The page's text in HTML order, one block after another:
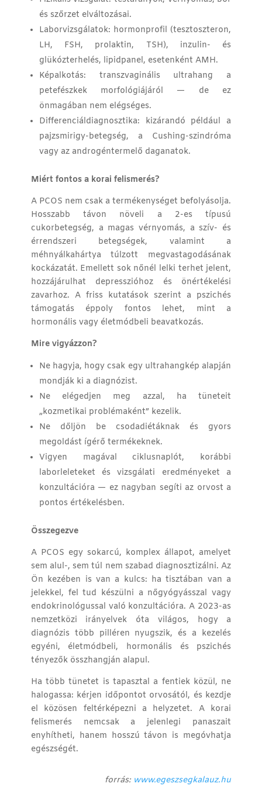
és szőrzet elváltozásai.
Laborvizsgálatok: hormonprofil (tesztoszteron,
LH, FSH, prolaktin, TSH), inzulin- és
glükózterhelés, lipidpanel, esetenként AMH.
Képalkotás: transzvaginális ultrahang a
petefészkek morfológiájáról — de ez
önmagában nem elégséges.
Differenciáldiagnosztika: kizárandó például a
pajzsmirigy-betegség, a Cushing-szindróma
vagy az androgéntermelő daganatok.
Miért fontos a korai felismerés?
A PCOS nem csak a termékenységet befolyásolja.
Hosszabb távon növeli a 2-es típusú
cukorbetegség, a magas vérnyomás, a szív- és
érrendszeri betegségek, valamint a
méhnyálkahártya túlzott megvastagodásának
kockázatát. Emellett sok nőnél lelki terhet jelent,
hozzájárulhat depresszióhoz és önértékelési
zavarhoz. A friss kutatások szerint a pszichés
támogatás éppoly fontos lehet, mint a
hormonális vagy életmódbeli beavatkozás.
Mire vigyázzon?
Ne hagyja, hogy csak egy ultrahangkép alapján
mondják ki a diagnózist.
Ne elégedjen meg azzal, ha tüneteit
„kozmetikai problémaként” kezelik.
Ne dőljön be csodadiétáknak és gyors
megoldást ígérő termékeknek.
Vigyen magával ciklusnaplót, korábbi
laborleleteket és vizsgálati eredményeket a
konzultációra — ez nagyban segíti az orvost a
pontos értékelésben.
Összegezve
A PCOS egy sokarcú, komplex állapot, amelyet
sem alul-, sem túl nem szabad diagnosztizálni. Az
Ön kezében is van a kulcs: ha tisztában van a
jelekkel, fel tud készülni a nőgyógyásszal vagy
endokrinológussal való konzultációra. A 2023-as
nemzetközi irányelvek óta világos, hogy a
diagnózis több pilléren nyugszik, és a kezelés
egyéni, életmódbeli, hormonális és pszichés
tényezők összhangján alapul.
Ha több tünetet is tapasztal a fentiek közül, ne
halogassa: kérjen időpontot orvosától, és kezdje
el közösen feltérképezni a helyzetet. A korai
felismerés nemcsak a jelenlegi panaszait
enyhítheti, hanem hosszú távon is megóvhatja
egészségét.
forrás: www.egeszsegkalauz.hu